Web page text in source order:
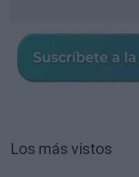
Los más vistos